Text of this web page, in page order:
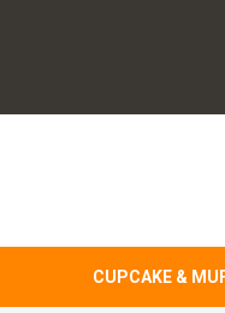
CUPCAKE &